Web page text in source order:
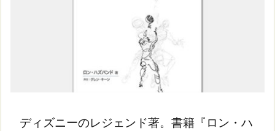
ディズニーのレジェンド著。書籍『ロン・ハ